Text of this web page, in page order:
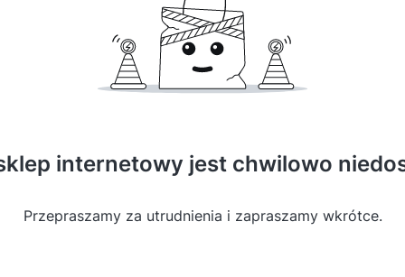
internetowy jest chwilowo
Przepraszamy za utrudnienia i zapraszamy wkrótce.